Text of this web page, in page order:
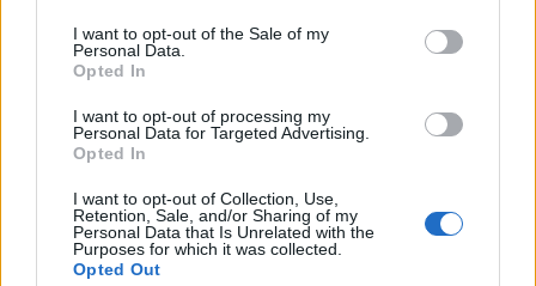
consent section.
I want to opt-out of the Sale of my
Personal Data.
Opted In
I want to opt-out of processing my
Personal Data for Targeted Advertising.
Opted In
I want to opt-out of Collection, Use,
Retention, Sale, and/or Sharing of my
Personal Data that Is Unrelated with the
Purposes for which it was collected.
Opted Out
αξιωματικοί της Ασφάλειας που διεξάγουν έρευνες
και ιατροδικαστής που θα εξετάσει το άτυχο θύμα.
ΔΙΑΒΑΖΟΝΤΑΙ ΤΩΡΑ